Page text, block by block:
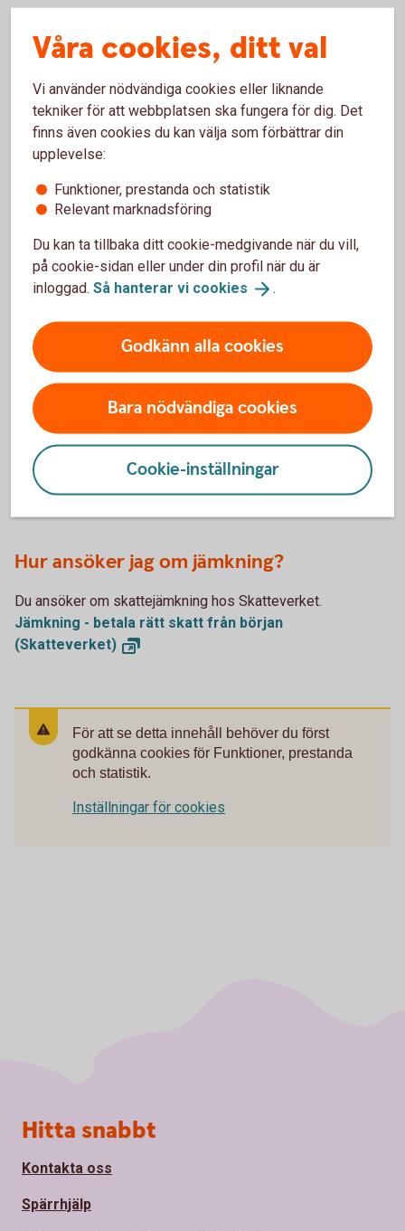
Ränteavdraget dras automatiskt
deklarerar och betalas ut en gång om året. Du behöver
alltså inte ansöka om ränteavdrag för att få pengar tillbaka.
Har du litet utrymme i din månadsbudget kan det kännas
kan då ansöka om skattejämkning, för att få mer pengar
tillgängliga direkt.
Jämkning – kan sänka din
månadskostnad
Om du förväntas få en större summa skatteåterbäring kan
du välja att skattejämka. Jämkning, eller skattejämkning
innebär att din arbetsgivare drar mindre skatt på din lön
varje månad. Att jämka kan vara ett bra alternativ om du har
höga ränteutgifter och vill sänka din månadskostnad.
Du betalar totalt sett inte mindre skatt om du jämkar. Men
Hur ansöker jag om jämkning?
Du ansöker om skattejämkning hos Skatteverket.
Jämkning - betala rätt skatt från början
(Skatteverket)
För att se detta innehåll behöver du först
godkänna cookies för Funktioner, prestanda
och statistik.
Inställningar för cookies
Våra cookies, ditt val
Vi använder nödvändiga cookies eller liknande
tekniker för att webbplatsen ska fungera för dig. Det
finns även cookies du kan välja som förbättrar din
upplevelse:
Funktioner, prestanda och statistik
Relevant marknadsföring
Du kan ta tillbaka ditt cookie-medgivande när du vill,
på cookie-sidan eller under din profil när du är
inloggad. Så hanterar vi cookies .
Godkänn alla cookies
Bara nödvändiga cookies
Cookie-inställningar
Sidfot
Hitta snabbt
Kontakta oss
Spärrhjälp